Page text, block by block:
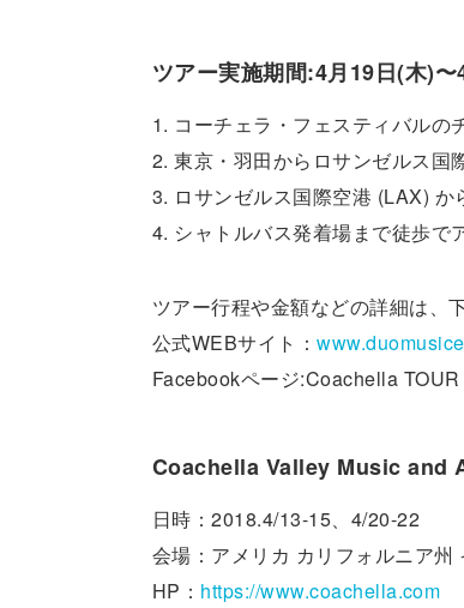
ツアー実施期間:4月19日(木)
1. コーチェラ・フェスティバルの
2. 東京・羽田からロサンゼルス国
3. ロサンゼルス国際空港 (LAX)
4. シャトルバス発着場まで徒歩で
ツアー行程や金額などの詳細は、
公式WEBサイト：
Facebookページ:Coachella TOUR
Coachella Valley Music and
日時：2018.4/13-15、4/20-22
会場：アメリカ カリフォルニア州
HP： https://www.coachella.com